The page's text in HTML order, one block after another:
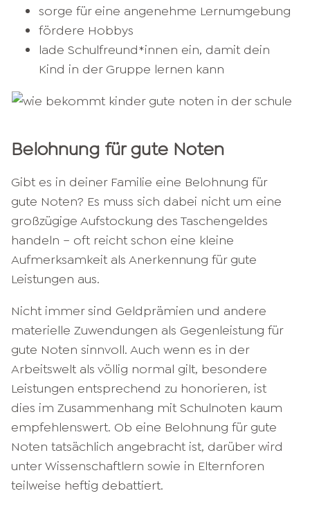
sorge für eine angenehme Lernumgebung
fördere Hobbys
lade Schulfreund*innen ein, damit dein
Kind in der Gruppe lernen kann
Belohnung für gute Noten
Gibt es in deiner Familie eine Belohnung für
gute Noten? Es muss sich dabei nicht um eine
großzügige Aufstockung des Taschengeldes
handeln – oft reicht schon eine kleine
Aufmerksamkeit als Anerkennung für gute
Leistungen aus.
Nicht immer sind Geldprämien und andere
materielle Zuwendungen als Gegenleistung für
gute Noten sinnvoll. Auch wenn es in der
Arbeitswelt als völlig normal gilt, besondere
Leistungen entsprechend zu honorieren, ist
dies im Zusammenhang mit Schulnoten kaum
empfehlenswert. Ob eine Belohnung für gute
Noten tatsächlich angebracht ist, darüber wird
unter Wissenschaftlern sowie in Elternforen
teilweise heftig debattiert.